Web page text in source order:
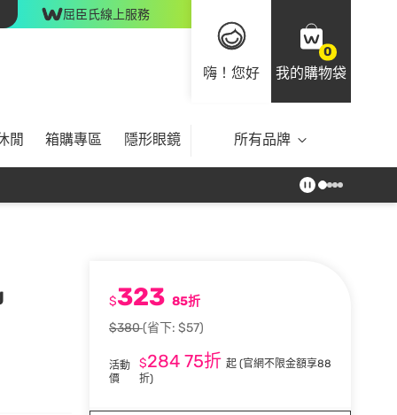
屈臣氏線上服務
嗨！您好
0
我的購物袋
閒 箱購專區 隱形眼鏡 所有品牌
$323 85折
$380(省下: $57)
活動
價
$28475折 起 (官網不限金額享88
折)